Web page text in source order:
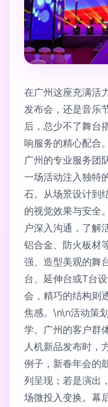
在广州这座充满活
发布会，还是音乐
后，总少不了舞台
响服务的精心配合
广州的专业服务团
一场活动注入独特
石。从场景设计到
的视觉效果与安全
户深入沟通，了解
铝合金、防火板材
强、造型美观的舞
台、延伸台或T台
会，精巧的结构则
焦感。\n\n活动策
学。广州的客户群
人机新品发布时，
例子，新春年会的
列呈现；若是演出
场微投入变换。幕